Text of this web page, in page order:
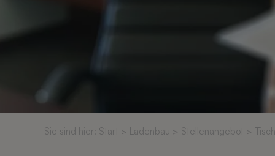
Sie sind hier: Start > Ladenbau > Stellenangebot >